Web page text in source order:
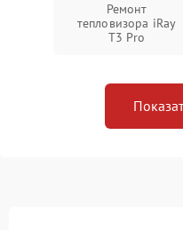
Ремонт
тепловизора iRay
T3 Pro